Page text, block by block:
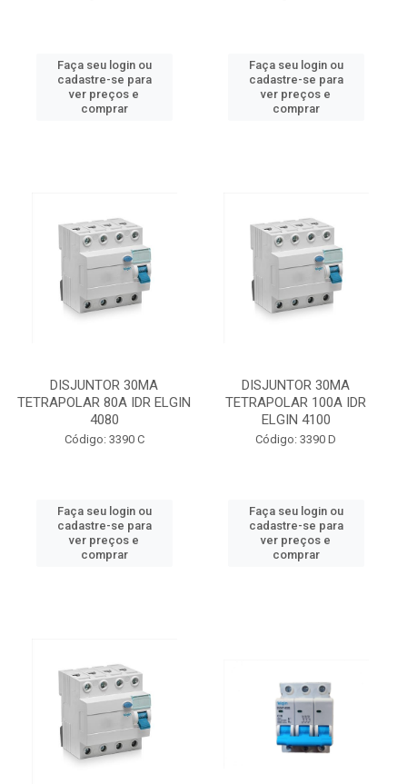
Faça seu login ou
cadastre-se para
ver preços e
comprar
Faça seu login ou
cadastre-se para
ver preços e
comprar
DISJUNTOR 30MA
TETRAPOLAR 80A IDR ELGIN
4080
Código: 3390 C
Faça seu login ou
cadastre-se para
ver preços e
comprar
DISJUNTOR 30MA
TETRAPOLAR 100A IDR
ELGIN 4100
Código: 3390 D
Faça seu login ou
cadastre-se para
ver preços e
comprar